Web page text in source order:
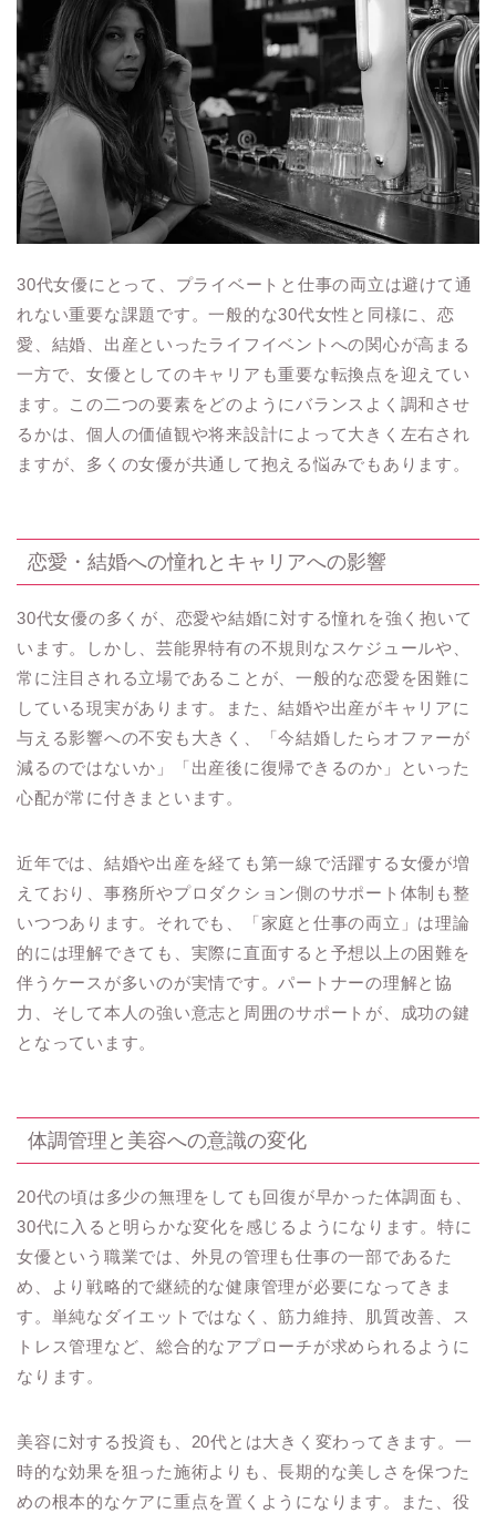
30代女優にとって、プライベートと仕事の両立は避けて通
れない重要な課題です。一般的な30代女性と同様に、恋
愛、結婚、出産といったライフイベントへの関心が高まる
一方で、女優としてのキャリアも重要な転換点を迎えてい
ます。この二つの要素をどのようにバランスよく調和させ
るかは、個人の価値観や将来設計によって大きく左右され
ますが、多くの女優が共通して抱える悩みでもあります。
恋愛・結婚への憧れとキャリアへの影響
30代女優の多くが、恋愛や結婚に対する憧れを強く抱いて
います。しかし、芸能界特有の不規則なスケジュールや、
常に注目される立場であることが、一般的な恋愛を困難に
している現実があります。また、結婚や出産がキャリアに
与える影響への不安も大きく、「今結婚したらオファーが
減るのではないか」「出産後に復帰できるのか」といった
心配が常に付きまといます。
近年では、結婚や出産を経ても第一線で活躍する女優が増
えており、事務所やプロダクション側のサポート体制も整
いつつあります。それでも、「家庭と仕事の両立」は理論
的には理解できても、実際に直面すると予想以上の困難を
伴うケースが多いのが実情です。パートナーの理解と協
力、そして本人の強い意志と周囲のサポートが、成功の鍵
となっています。
体調管理と美容への意識の変化
20代の頃は多少の無理をしても回復が早かった体調面も、
30代に入ると明らかな変化を感じるようになります。特に
女優という職業では、外見の管理も仕事の一部であるた
め、より戦略的で継続的な健康管理が必要になってきま
す。単純なダイエットではなく、筋力維持、肌質改善、ス
トレス管理など、総合的なアプローチが求められるように
なります。
美容に対する投資も、20代とは大きく変わってきます。一
時的な効果を狙った施術よりも、長期的な美しさを保つた
めの根本的なケアに重点を置くようになります。また、役